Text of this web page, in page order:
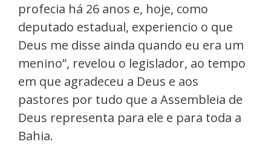
profecia há 26 anos e, hoje, como
deputado estadual, experiencio o que
Deus me disse ainda quando eu era um
menino”, revelou o legislador, ao tempo
em que agradeceu a Deus e aos
pastores por tudo que a Assembleia de
Deus representa para ele e para toda a
Bahia.